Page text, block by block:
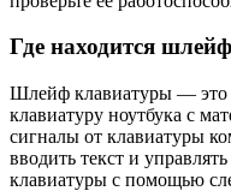
Где находится
Шлейф клавиатуры — это
клавиатуру ноутбука с
сигналы от клавиатуры
вводить текст и
клавиатуры с помощью